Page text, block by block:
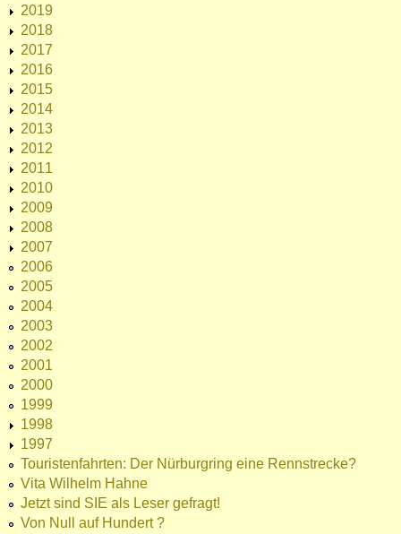
2019
2018
2017
2016
2015
2014
2013
2012
2011
2010
2009
2008
2007
2006
2005
2004
2003
2002
2001
2000
1999
1998
1997
Touristenfahrten: Der Nürburgring eine Rennstrecke?
Vita Wilhelm Hahne
Jetzt sind SIE als Leser gefragt!
Von Null auf Hundert ?